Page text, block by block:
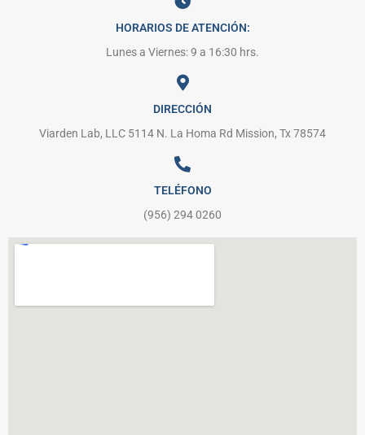
HORARIOS DE ATENCIÓN:
Lunes a Viernes: 9 a 16:30 hrs.
DIRECCIÓN
Viarden Lab, LLC 5114 N. La Homa Rd Mission, Tx 78574
TELÉFONO
(956) 294 0260